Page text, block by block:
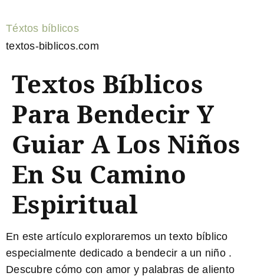
Téxtos bíblicos
textos-biblicos.com
Textos Bíblicos
Para Bendecir Y
Guiar A Los Niños
En Su Camino
Espiritual
En este artículo exploraremos untexto bíblico
especialmente dedicado a bendecir a un niño .
Descubre cómo con amor y palabras de aliento